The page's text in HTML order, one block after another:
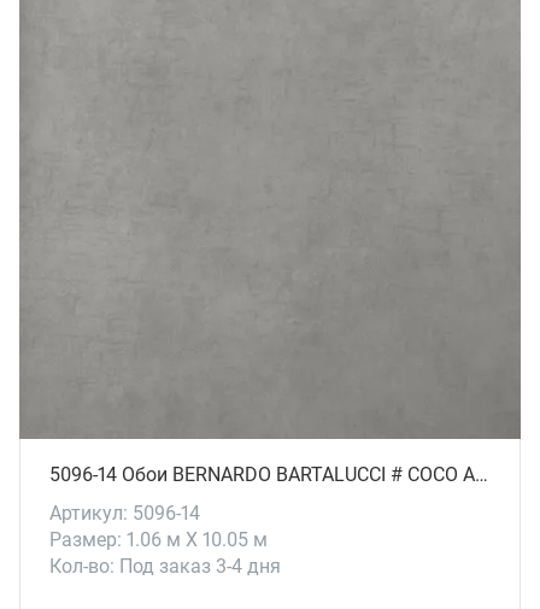
5096-14 Обои BERNARDO BARTALUCCI # СОСО ART
Артикул: 5096-14
Размер: 1.06 м X 10.05 м
Кол-во: Под заказ 3-4 дня